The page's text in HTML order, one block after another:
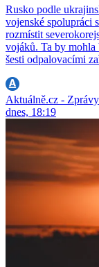
Rusko podle
vojenské spolupráci
rozmístit
vojáků. Ta by mohla
šesti odpalovacími
Aktuálně.cz - Zprávy
dnes, 18:19